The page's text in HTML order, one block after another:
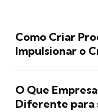
Como Criar
Impulsionar o
O Que
Diferente para